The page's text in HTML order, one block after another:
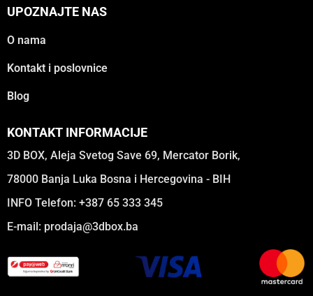
UPOZNAJTE NAS
O nama
Kontakt i poslovnice
Blog
KONTAKT INFORMACIJE
3D BOX, Aleja Svetog Save 69, Mercator Borik,
78000 Banja Luka Bosna i Hercegovina - BIH
INFO Telefon: +387 65 333 345
E-mail: prodaja@3dbox.ba